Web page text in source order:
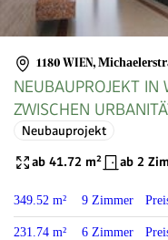
1180 WIEN,
NEUBAUPROJEKT IN
ZWISCHEN
Neubauprojekt
ab 41.72 m² ab 2
349.52 m² 9 Zimmer
231.74 m² 6 Zimmer